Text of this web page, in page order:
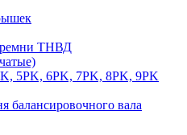
ТНВД
5PK, 6PK, 7PK, 8PK, 9PK
балансировочного вала